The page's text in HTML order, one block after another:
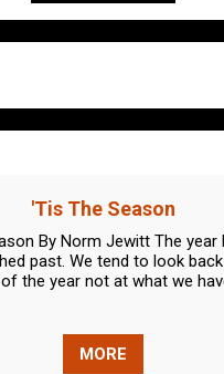
MORE
'Tis The Season
By Norm Jewitt The year
past. We tend to look
the year not at what we